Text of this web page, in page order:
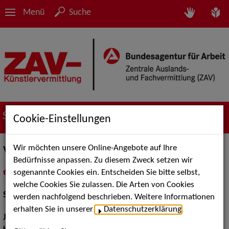
Menü Suche
Suche nach Künstler*innen
Vivien Pantea Seifert
als PDF speichern
inMeine Merklistelegen
Schauspiel:Film und TV, Bühne
Jahrgang:
Cookie-Einstellungen
Wir möchten unsere Online-Angebote auf Ihre
Bedürfnisse anpassen. Zu diesem Zweck setzen wir
sogenannte Cookies ein. Entscheiden Sie bitte selbst,
welche Cookies Sie zulassen. Die Arten von Cookies
werden nachfolgend beschrieben. Weitere Informationen
erhalten Sie in unserer
Datenschutzerklärung